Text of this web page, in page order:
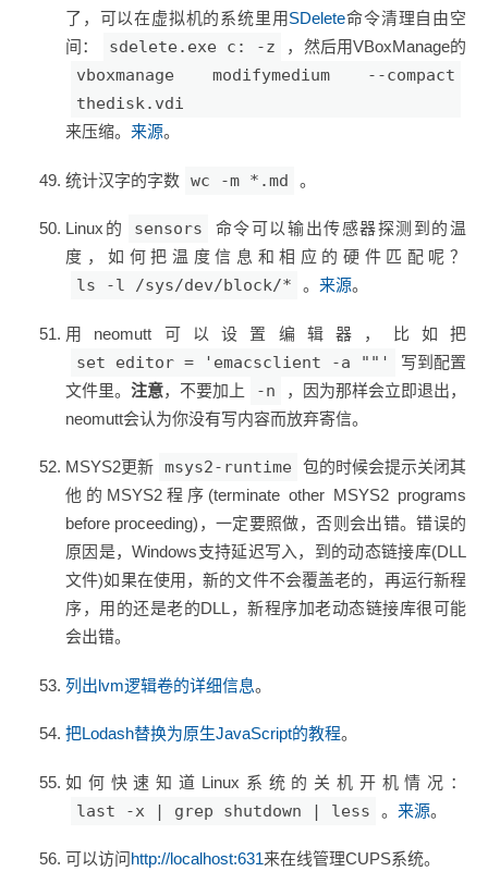
了，可以在虚拟机的系统里用SDelete命令清理自由空
间：
sdelete.exe c: -z ，然后用VBoxManage的
vboxmanage modifymedium --compact
thedisk.vdi
来压缩。 来源。
统计汉字的字数 wc -m *.md 。
Linux的 sensors
命令可以输出传感器探测到的温
度，如何把温度信息和相应的硬件匹配呢？
ls -l /sys/dev/block/* 。 来源。
用neomutt可以设置编辑器，比如把
set editor = 'emacsclient -a ""'
写到配置
文件里。 注意，不要加上 -n
，因为那样会立即退出，
neomutt会认为你没有写内容而放弃寄信。
MSYS2更新 msys2-runtime
包的时候会提示关闭其
他的MSYS2程序(terminate other MSYS2 programs
before proceeding)，一定要照做，否则会出错。错误的
原因是，Windows支持延迟写入，到的动态链接库(DLL
文件)如果在使用，新的文件不会覆盖老的，再运行新程
序，用的还是老的DLL，新程序加老动态链接库很可能
会出错。
列出lvm逻辑卷的详细信息。
把Lodash替换为原生JavaScript的教程。
如何快速知道Linux系统的关机开机情况：
last -x | grep shutdown | less 。 来源。
可以访问http://localhost:631来在线管理CUPS系统。